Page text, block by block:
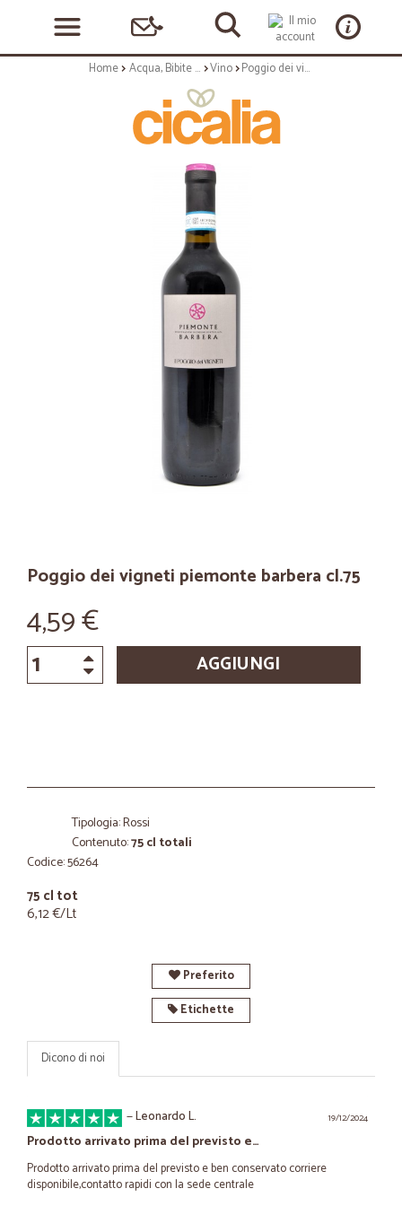
Home Acqua, Bibite e Alcolici Vino Poggio dei vigneti piemonte barbera cl.75
Poggio dei vigneti piemonte barbera cl.75
4,59 €
AGGIUNGI
Tipologia: Rossi
Contenuto:75 cl totali
Codice: 56264
75 cl tot
6,12 €/Lt
Preferito
Etichette
Dicono di noi
19/12/2024
—Leonardo L.
Prodotto arrivato prima del previsto e…
Prodotto arrivato prima del previsto e ben conservato corriere
disponibile,contatto rapidi con la sede centrale